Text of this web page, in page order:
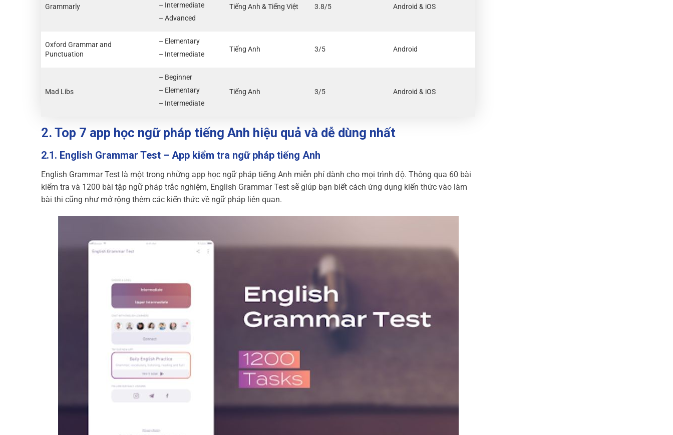
Grammarly
– Intermediate
– Advanced
Tiếng Anh & Tiếng Việt 3.8/5 Android & iOS
Oxford Grammar and
Punctuation
– Elementary
– Intermediate
Tiếng Anh 3/5 Android
Mad Libs
– Beginner
– Elementary
– Intermediate
Tiếng Anh 3/5 Android & iOS
2. Top 7 app học ngữ pháp tiếng Anh hiệu quả và dễ dùng nhất
2.1. English Grammar Test – App kiểm tra ngữ pháp tiếng Anh
English Grammar Test là một trong những app học ngữ pháp tiếng Anh miễn phí dành cho mọi trình độ. Thông qua 60 bài
kiểm tra và 1200 bài tập ngữ pháp trắc nghiệm, English Grammar Test sẽ giúp bạn biết cách ứng dụng kiến thức vào làm
bài thi cũng như mở rộng thêm các kiến thức về ngữ pháp liên quan.